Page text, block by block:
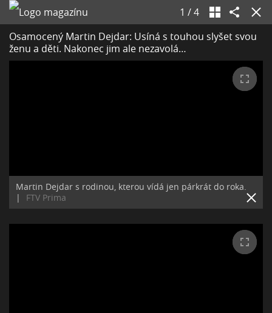
1 /4
Osamocený Martin Dejdar: Usíná s touhou slyšet svou
ženu a děti. Nakonec jim ale nezavolá…
Martin Dejdar s rodinou, kterou vídá jen párkrát do roka.
|
FTV Prima